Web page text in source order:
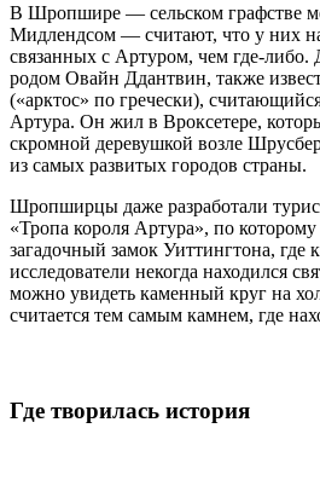
В Шропшире — сельском графстве
Мидлендсом — считают, что у них
связанных с Артуром, чем где-либо.
родом Овайн Ддантвин, также
(«арктос» по гречески),
Артура. Он жил в Вроксетере,
скромной деревушкой возле
из самых развитых городов страны.
Шропширцы даже разработали
«Тропа короля Артура», по
загадочный замок Уиттингтона, где
исследователи некогда находился
можно увидеть каменный круг на
считается тем самым камнем, где
Где творилась история